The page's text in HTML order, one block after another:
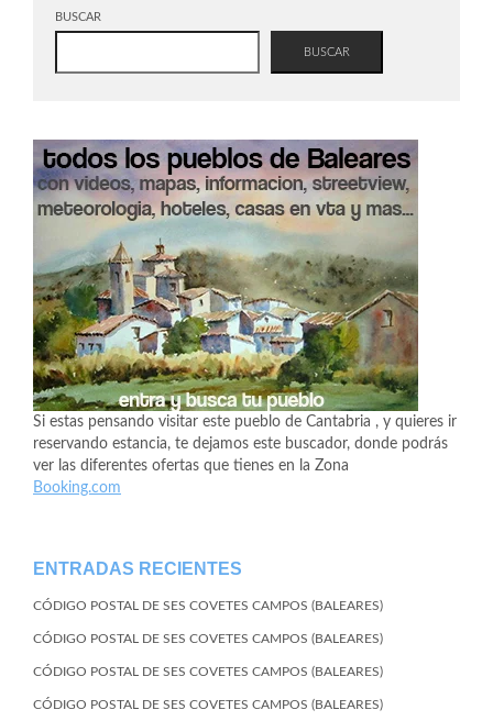
BUSCAR
BUSCAR
Si estas pensando visitar este pueblo de Cantabria , y quieres ir
reservando estancia, te dejamos este buscador, donde podrás
ver las diferentes ofertas que tienes en la Zona
Booking.com
ENTRADAS RECIENTES
CÓDIGO POSTAL DE SES COVETES CAMPOS (BALEARES)
CÓDIGO POSTAL DE SES COVETES CAMPOS (BALEARES)
CÓDIGO POSTAL DE SES COVETES CAMPOS (BALEARES)
CÓDIGO POSTAL DE SES COVETES CAMPOS (BALEARES)